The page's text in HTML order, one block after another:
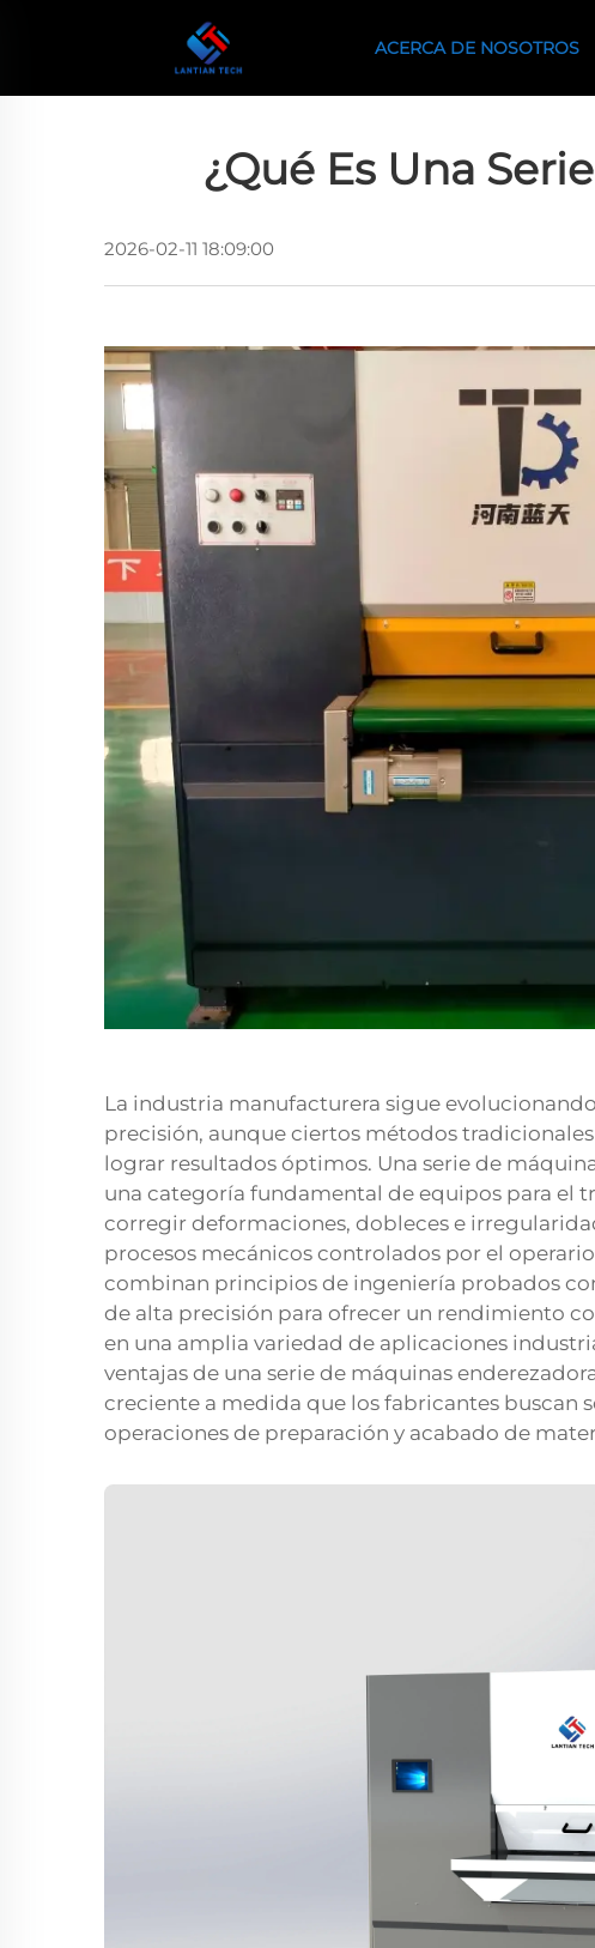
ACERCA DE NOSOTROS
¿Qué Es Una
2026-02-11 18:09:00
La industria manufacturera sigue
precisión, aunque ciertos métodos
lograr resultados óptimos. Una serie de
una categoría fundamental de equipos para el
corregir deformaciones, dobleces e
procesos mecánicos controlados por el
combinan principios de ingeniería probados
de alta precisión para ofrecer un rendimiento
en una amplia variedad de aplicaciones
ventajas de una serie de máquinas
creciente a medida que los fabricantes buscan
operaciones de preparación y acabado de